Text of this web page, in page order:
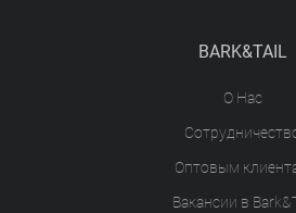
BARK&TAIL
О Нас
Оптовым
Вакансии в